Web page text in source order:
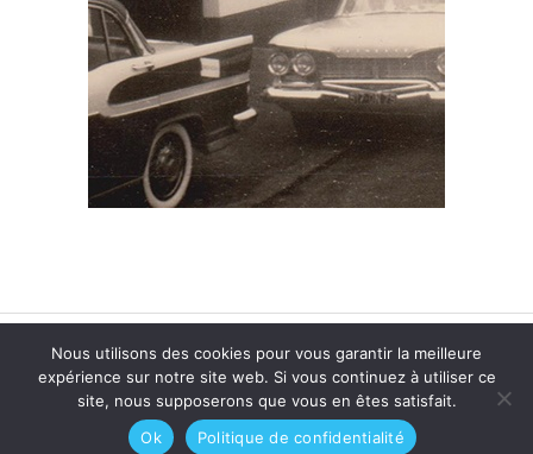
© 2026Skridoù-Buhez Breizh| Réalisé parOffpix
Communication |
Mentions légales
SARL SCIC CHRYSALIDE - siret n° 443 903 562 00041
Nous utilisons des cookies pour vous garantir la meilleure
expérience sur notre site web. Si vous continuez à utiliser ce
site, nous supposerons que vous en êtes satisfait.
Ok
Politique de confidentialité